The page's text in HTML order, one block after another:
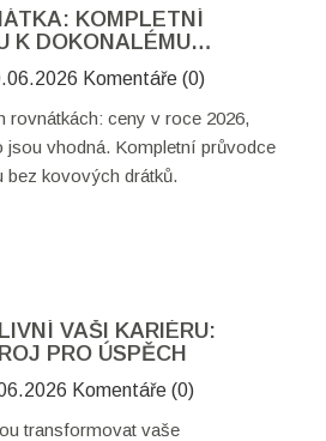
KOMPLETNÍ
K DOKONALÉMU
Komentáře (0)
rovnátkách: ceny v roce 2026,
jsou vhodná. Kompletní průvodce
bez kovových drátků.
VAŠI KARIÉRU:
PRO ÚSPĚCH
Komentáře (0)
transformovat vaše